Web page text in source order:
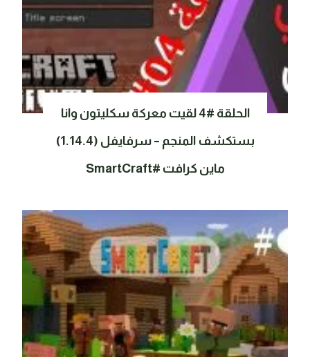
الحلقة #4 لقيت معركة سكليتون وانا
بستكشف المنجم – سرفايفل (1.14.4)
ماين كرافت #SmartCraft